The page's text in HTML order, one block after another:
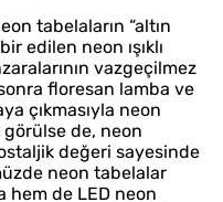
tabelaların “altın
edilen neon ışıklı
vazgeçilmez
floresan lamba ve
çıkmasıyla neon
görülse de, neon
değeri sayesinde
neon tabelalar
hem de LED neon